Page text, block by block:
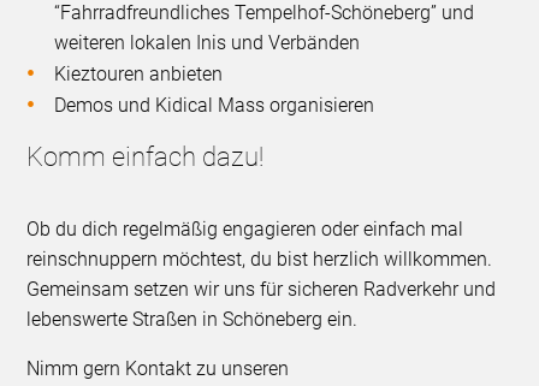
“Fahrradfreundliches Tempelhof-Schöneberg” und
weiteren lokalen Inis und Verbänden
Kieztouren anbieten
Demos und Kidical Mass organisieren
Komm einfach dazu!
Ob du dich regelmäßig engagieren oder einfach mal
reinschnuppern möchtest, du bist herzlich willkommen.
Gemeinsam setzen wir uns für sicheren Radverkehr und
lebenswerte Straßen in Schöneberg ein.
Nimm gern Kontakt zu unseren